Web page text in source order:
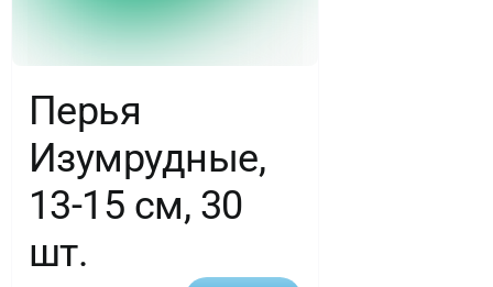
Перья
Изумрудные,
13-15 см, 30
шт.